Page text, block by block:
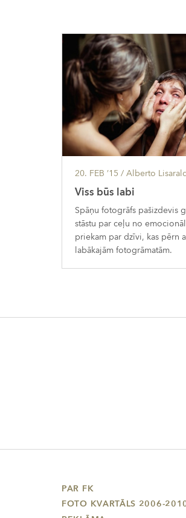
20. FEB ’15 / Alberto
Viss būs labi
Spāņu fotogrāfs pašizdevis
stāstu par ceļu no
priekam par dzīvi, kas pērn
labākajām fotogrāmatām.
PAR FK
FOTO KVARTĀLS 2006-